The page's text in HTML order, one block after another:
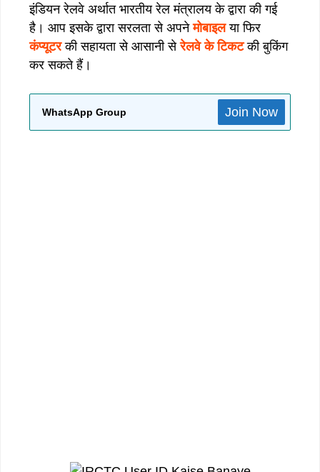
इंडियन रेलवे अर्थात भारतीय रेल मंत्रालय के द्वारा की गई
है। आप इसके द्वारा सरलता से अपनेमोबाइलया फिर
कंप्यूटरकी सहायता से आसानी सेरेलवे के टिकटकी बुकिंग
कर सकते हैं।
WhatsApp Group Join Now